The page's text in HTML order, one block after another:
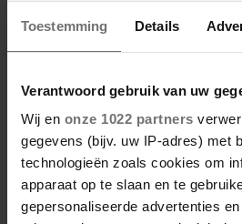
Toestemming Details
Verantwoord gebruik van uw
Wij en onze 1022 partners
gegevens (bijv. uw IP-adres) met
technologieën zoals cookies om
apparaat op te slaan en te
gepersonaliseerde advertenties
Meer van Santé